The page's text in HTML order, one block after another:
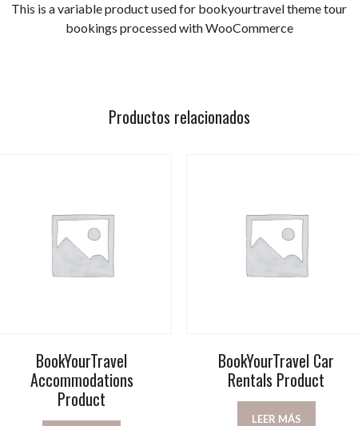
This is a variable product used for bookyourtravel theme tour
bookings processed with WooCommerce
Productos relacionados
BookYourTravel
Accommodations
Product
BookYourTravel Car
Rentals Product
LEER MÁS